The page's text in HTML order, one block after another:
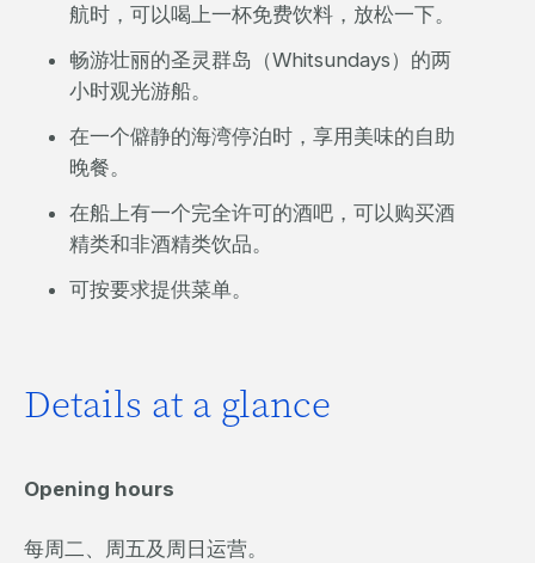
航时，可以喝上一杯免费饮料，放松一下。
畅游壮丽的圣灵群岛（Whitsundays）的两
小时观光游船。
在一个僻静的海湾停泊时，享用美味的自助
晚餐。
在船上有一个完全许可的酒吧，可以购买酒
精类和非酒精类饮品。
可按要求提供菜单。
Details at a glance
Opening hours
每周二、周五及周日运营。